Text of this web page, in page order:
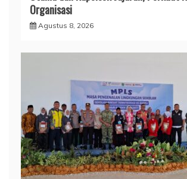
Organisasi
Agustus 8, 2026